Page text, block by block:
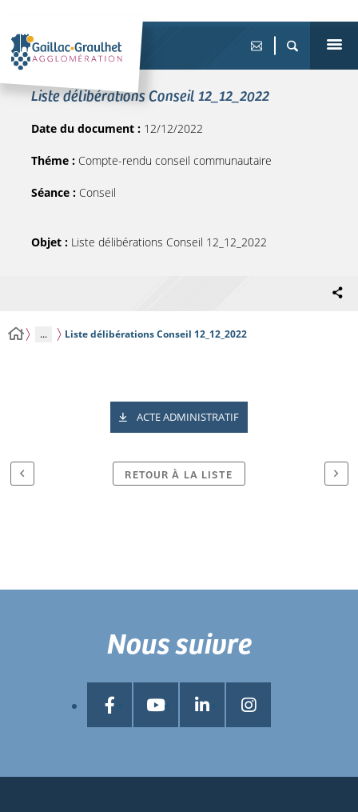
Liste délibérations Conseil 12_12_2022
Date du document : 12/12/2022
Théme : Compte-rendu conseil communautaire
Séance : Conseil
Objet : Liste délibérations Conseil 12_12_2022
... Liste délibérations Conseil 12_12_2022
ACTE ADMINISTRATIF
RETOUR À LA LISTE
Nous suivre